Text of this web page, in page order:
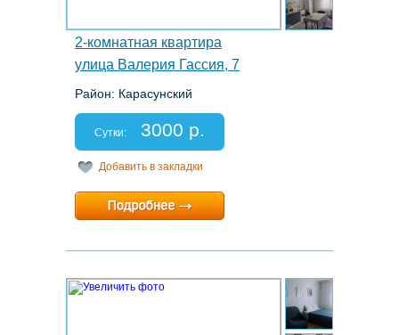
2-комнатная квартира
улица Валерия Гассия, 7
Район: Карасунский
Спальных мест: 2+2+2
Отчетные документы: нет
Сутки: 3000 р.
Добавить в закладки
Минимальный срок:1 суток
Расчетный час:12:00